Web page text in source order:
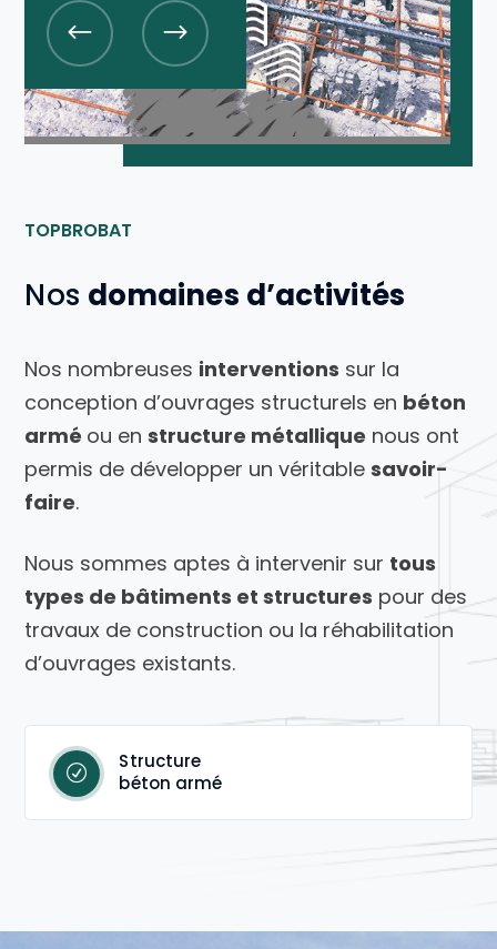
TOPBROBAT
Nos domaines d’activités
Nos nombreuses interventions sur la
conception d’ouvrages structurels en béton
armé ou enstructure métallique nous ont
permis de développer un véritablesavoir-
faire.
Nous sommes aptes à intervenir sur tous
types de bâtiments et structures pour des
travaux de construction ou la réhabilitation
d’ouvrages existants.
Structure
béton armé